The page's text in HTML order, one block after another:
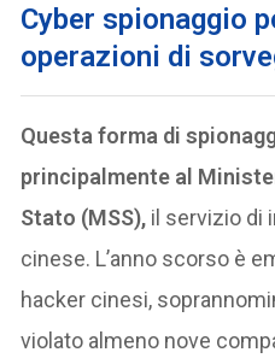
Cyber spionaggio
operazioni di
Questa forma di
principalmente al
Stato (MSS), il servizio di
cinese. L’anno scorso è
hacker cinesi,
violato almeno nove